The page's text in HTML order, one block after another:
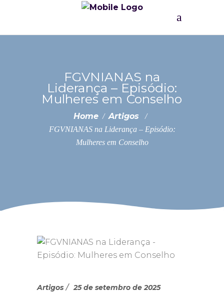
FGVNIANAS na
Liderança – Episódio:
Mulheres em Conselho
Home/ Artigos
/
FGVNIANAS na Liderança – Episódio:
Mulheres em Conselho
Artigos 25 de setembro de 2025